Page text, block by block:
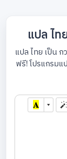
แปล ไ
แปล ไทย เป็น
ฟรี! โปรแกรม